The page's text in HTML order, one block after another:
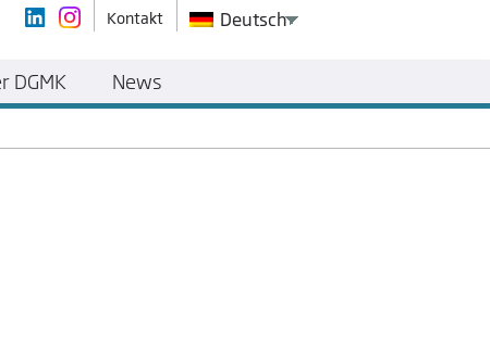
Kontakt Deutsch
DGMK News